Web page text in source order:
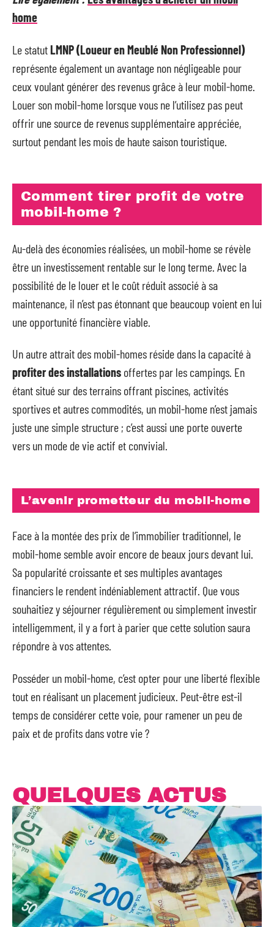
home
Le statutLMNP (Loueur en Meublé Non Professionnel)
représente également un avantage non négligeable pour
ceux voulant générer des revenus grâce à leur mobil-home.
Louer son mobil-home lorsque vous ne l’utilisez pas peut
offrir une source de revenus supplémentaire appréciée,
surtout pendant les mois de haute saison touristique.
Comment tirer profit de votre
mobil-home ?
Au-delà des économies réalisées, un mobil-home se révèle
être un investissement rentable sur le long terme. Avec la
possibilité de le louer et le coût réduit associé à sa
maintenance, il n’est pas étonnant que beaucoup voient en lui
une opportunité financière viable.
Un autre attrait des mobil-homes réside dans la capacité à
profiter des installations offertes par les campings. En
étant situé sur des terrains offrant piscines, activités
sportives et autres commodités, un mobil-home n’est jamais
juste une simple structure ; c’est aussi une porte ouverte
vers un mode de vie actif et convivial.
L’avenir prometteur du mobil-home
Face à la montée des prix de l’immobilier traditionnel, le
mobil-home semble avoir encore de beaux jours devant lui.
Sa popularité croissante et ses multiples avantages
financiers le rendent indéniablement attractif. Que vous
souhaitiez y séjourner régulièrement ou simplement investir
intelligemment, il y a fort à parier que cette solution saura
répondre à vos attentes.
Posséder un mobil-home, c’est opter pour une liberté flexible
tout en réalisant un placement judicieux. Peut-être est-il
temps de considérer cette voie, pour ramener un peu de
paix et de profits dans votre vie ?
QUELQUES ACTUS